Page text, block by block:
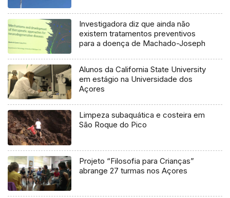
Investigadora diz que ainda não
existem tratamentos preventivos
para a doença de Machado-Joseph
Alunos da California State University
em estágio na Universidade dos
Açores
Limpeza subaquática e costeira em
São Roque do Pico
Projeto “Filosofia para Crianças”
abrange 27 turmas nos Açores